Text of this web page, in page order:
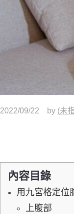
2022/09/22 by (未
內容目錄
用九宮格定位
上腹部